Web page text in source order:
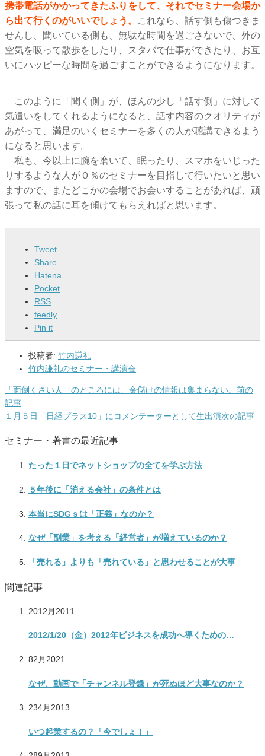
携帯電話がかかってきたふりをして、それでセミナー会場か
ら出て行くのがいいでしょう。
これなら、話す側も傷つきま
せんし、聞いている側も、無駄な時間を過ごさないで、外の
空気を吸って散歩をしたり、スタバで仕事ができたり、お互
いにハッピーな時間を過ごすことができるようになります。
このように「聞く側」が、ほんの少し「話す側」に対して
気遣いをしてくれるようになると、話す内容のクオリティが
あがって、満足のいくセミナーを多くの人が聴講できるよう
になると思います。
私も、今以上に腕を磨いて、眠ったり、スマホをいじった
りするような人が０％のセミナーを目指して行いたいと思い
ますので、またどこかの会場でお会いすることがあれば、頑
張って私の話に耳を傾けてもらえればと思います。
Tweet
Share
Hatena
Pocket
RSS
feedly
Pin it
投稿者: 竹内謙礼
竹内謙礼のセミナー・講演会
「面倒くさい人」のところには、金儲けの情報は集まらない。 前の
記事
１月５日「日経プラス10」にコメンテーターとして生出演次の記事
セミナー・著書の最近記事
たった１日でネットショップの全てを学ぶ方法
５年後に「消える会社」の条件とは
本当にSDGｓは「正義」なのか？
なぜ「副業」を考える「経営者」が増えているのか？
「売れる」よりも「売れている」と思わせることが大事
関連記事
2012月 2011
2012/1/20（金）2012年ビジネスを成功へ導くための…
82月 2021
なぜ、動画で「チャンネル登録」が死ぬほど大事なのか？
234月 2013
いつ起業するの？「今でしょ！」